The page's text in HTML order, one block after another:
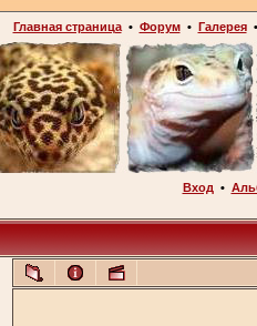
Главная страница• Форум• Галерея•
Вход •